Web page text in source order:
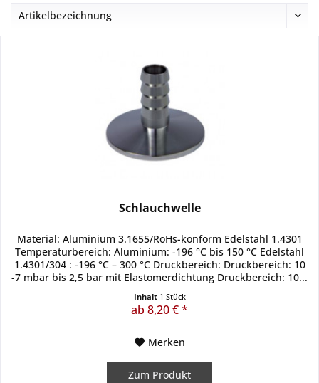
Schlauchwelle
Material: Aluminium 3.1655/RoHs-konform Edelstahl 1.4301
Temperaturbereich: Aluminium: -196 °C bis 150 °C Edelstahl
1.4301/304 : -196 °C – 300 °C Druckbereich: Druckbereich: 10
-7 mbar bis 2,5 bar mit Elastomerdichtung Druckbereich: 10...
Inhalt 1 Stück
ab 8,20 € *
Merken
Zum Produkt